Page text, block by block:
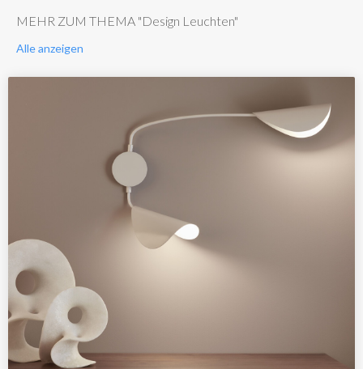
MEHR ZUM THEMA "Design Leuchten"
Alle anzeigen